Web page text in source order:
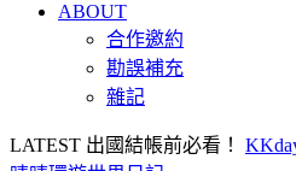
ABOUT
合作邀約
勘誤補充
雜記
LATEST 出國結帳前必看！